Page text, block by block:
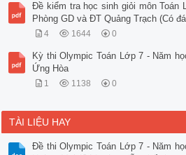
Đề kiểm tra học sinh giỏi môn Toán
Phòng GD và ĐT Quảng Trạch (Có
4 1644 0
Kỳ thi Olympic Toán Lớp 7 - Năm
Ứng Hòa
1 1138 0
TÀI LIỆU HAY
Đề thi Olympic Toán Lớp 7 - Năm